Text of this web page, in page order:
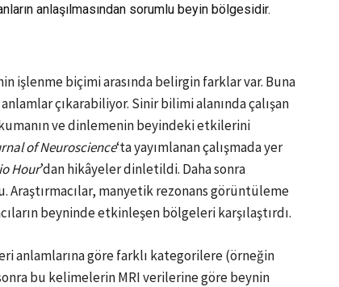
anlaşılmasından sorumlu beyin bölgesidir.
işlenme biçimi arasında belirgin farklar var. Buna
çıkarabiliyor. Sinir bilimi alanında çalışan
ve dinlemenin beyindeki etkilerini
of Neuroscience‘ta yayımlanan çalışmada yer
Hour’dan hikâyeler dinletildi. Daha sonra
Araştırmacılar, manyetik rezonans görüntüleme
beyninde etkinleşen bölgeleri karşılaştırdı.
anlamlarına göre farklı kategorilere (örneğin
bu kelimelerin MRI verilerine göre beynin